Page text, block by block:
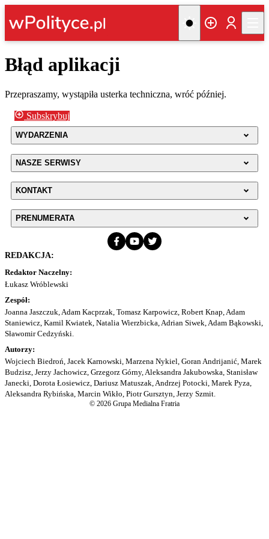
Błąd aplikacji
Przepraszamy, wystąpiła usterka techniczna, wróć później.
Subskrybuj
WYDARZENIA
NASZE SERWISY
KONTAKT
PRENUMERATA
REDAKCJA:
Redaktor Naczelny:
Łukasz Wróblewski
Zespół:
Joanna Jaszczuk, Adam Kacprzak, Tomasz Karpowicz, Robert Knap, Adam
Staniewicz, Kamil Kwiatek, Natalia Wierzbicka, Adrian Siwek, Adam Bąkowski,
Sławomir Cedzyński.
Autorzy:
Wojciech Biedroń, Jacek Karnowski, Marzena Nykiel, Goran Andrijanić, Marek
Budzisz, Jerzy Jachowicz, Grzegorz Górny, Aleksandra Jakubowska, Stanisław
Janecki, Dorota Łosiewicz, Dariusz Matuszak, Andrzej Potocki, Marek Pyza,
Aleksandra Rybińska, Marcin Wikło, Piotr Gursztyn, Jerzy Szmit.
© 2026 Grupa Medialna Fratria